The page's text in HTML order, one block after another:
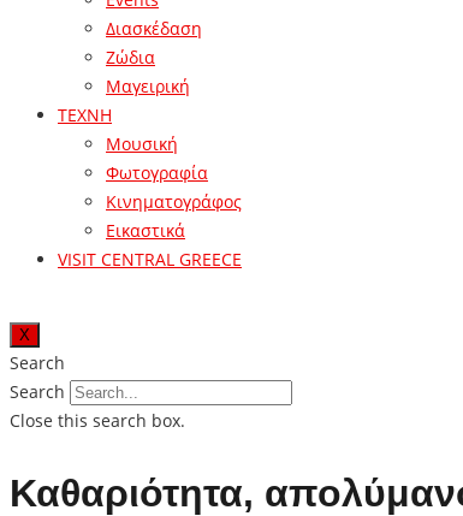
Διασκέδαση
Ζώδια
Μαγειρική
ΤΕΧΝΗ
Μουσική
Φωτογραφία
Κινηματογράφος
Εικαστικά
VISIT CENTRAL GREECE
X
Search
Search
Close this search box.
Καθαριότητα,